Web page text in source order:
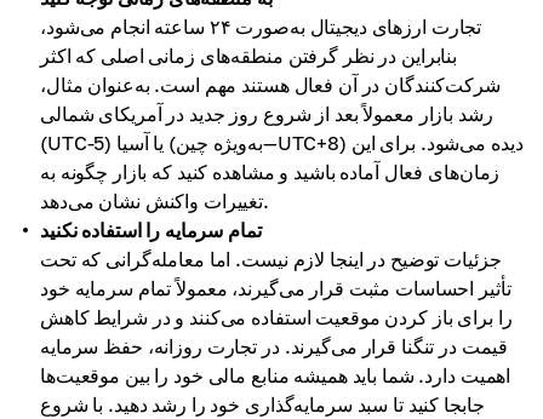
تجارت ارزهای دیجیتال به‌صورت ۲۴ ساعته انجام می‌شود،
بنابراین در نظر گرفتن منطقه‌های زمانی اصلی که اکثر
شرکت‌کنندگان در آن فعال هستند مهم است. به‌عنوان مثال،
رشد بازار معمولاً بعد از شروع روز جدید در آمریکای شمالی
(UTC-5) یا آسیا (به‌ویژه چین—UTC+8) دیده می‌شود. برای این
زمان‌های فعال آماده باشید و مشاهده کنید که بازار چگونه به
تغییرات واکنش نشان می‌دهد.
تمام سرمایه را استفاده نکنید
جزئیات توضیح در اینجا لازم نیست. اما معامله‌گرانی که تحت
تأثیر احساسات مثبت قرار می‌گیرند، معمولاً تمام سرمایه خود
را برای باز کردن موقعیت استفاده می‌کنند و در شرایط کاهش
قیمت در تنگنا قرار می‌گیرند. در تجارت روزانه، حفظ سرمایه
اهمیت دارد. شما باید همیشه منابع مالی خود را بین موقعیت‌ها
جابجا کنید تا سبد سرمایه‌گذاری خود را رشد دهید. با شروع